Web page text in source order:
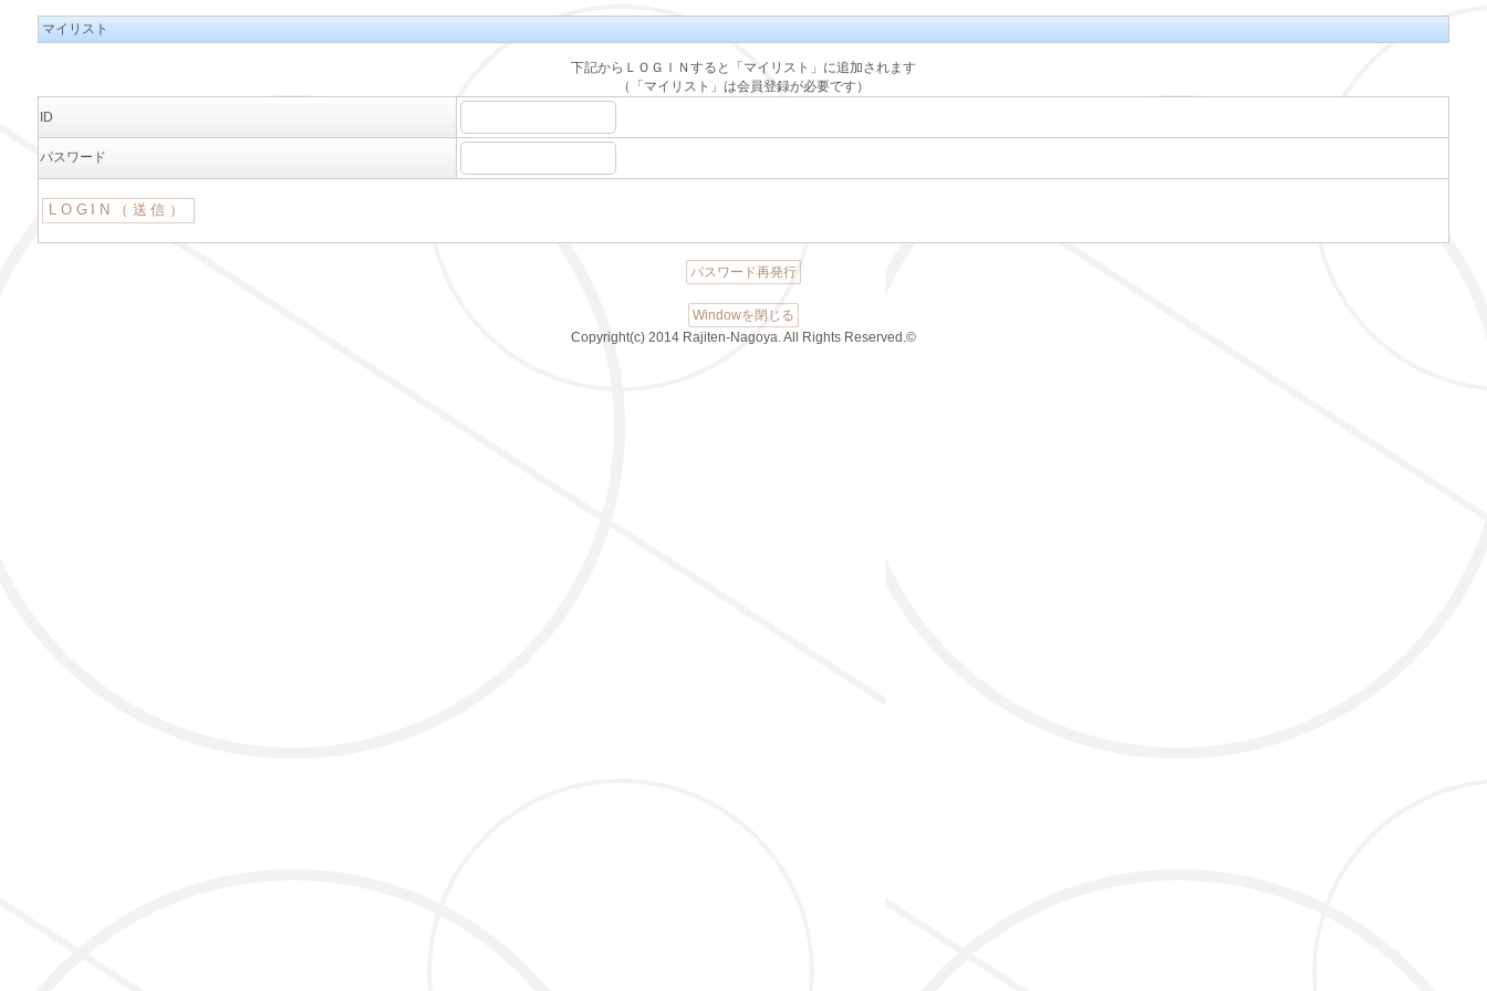
マイリスト
下記からＬＯＧＩＮすると「マイリスト」に追加されます
（「マイリスト」は会員登録が必要です）
ID
パスワード
パスワード再発行
Windowを閉じる
Copyright(c) 2014 Rajiten-Nagoya. All Rights Reserved.©